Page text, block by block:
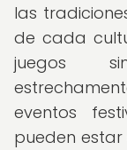
las
de cada
juegos
eventos
pueden